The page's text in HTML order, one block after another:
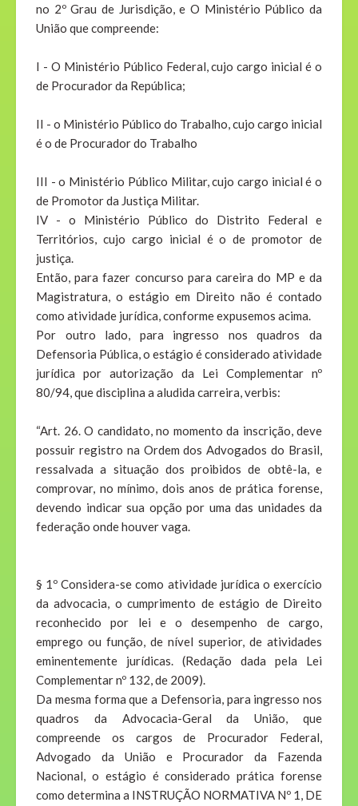
no 2º Grau de Jurisdição, e O Ministério Público da
União que compreende:
I - O Ministério Público Federal, cujo cargo inicial é o
de Procurador da República;
II - o Ministério Público do Trabalho, cujo cargo inicial
é o de Procurador do Trabalho
III - o Ministério Público Militar, cujo cargo inicial é o
de Promotor da Justiça Militar.
IV - o Ministério Público do Distrito Federal e
Territórios, cujo cargo inicial é o de promotor de
justiça.
Então, para fazer concurso para careira do MP e da
Magistratura, o estágio em Direito não é contado
como atividade jurídica, conforme expusemos acima.
Por outro lado, para ingresso nos quadros da
Defensoria Pública, o estágio é considerado atividade
jurídica por autorização da Lei Complementar nº
80/94, que disciplina a aludida carreira, verbis:
“Art. 26. O candidato, no momento da inscrição, deve
possuir registro na Ordem dos Advogados do Brasil,
ressalvada a situação dos proibidos de obtê­-la, e
comprovar, no mínimo, dois anos de prática forense,
devendo indicar sua opção por uma das unidades da
federação onde houver vaga.
§ 1º Considera-se como atividade jurídica o exercício
da advocacia, o cumprimento de estágio de Direito
reconhecido por lei e o desempenho de cargo,
emprego ou função, de nível superior, de atividades
eminentemente jurídicas. (Redação dada pela Lei
Complementar nº 132, de 2009).
Da mesma forma que a Defensoria, para ingresso nos
quadros da Advocacia-Geral da União, que
compreende os cargos de Procurador Federal,
Advogado da União e Procurador da Fazenda
Nacional, o estágio é considerado prática forense
como determina a INSTRUÇÃO NORMATIVA Nº 1, DE